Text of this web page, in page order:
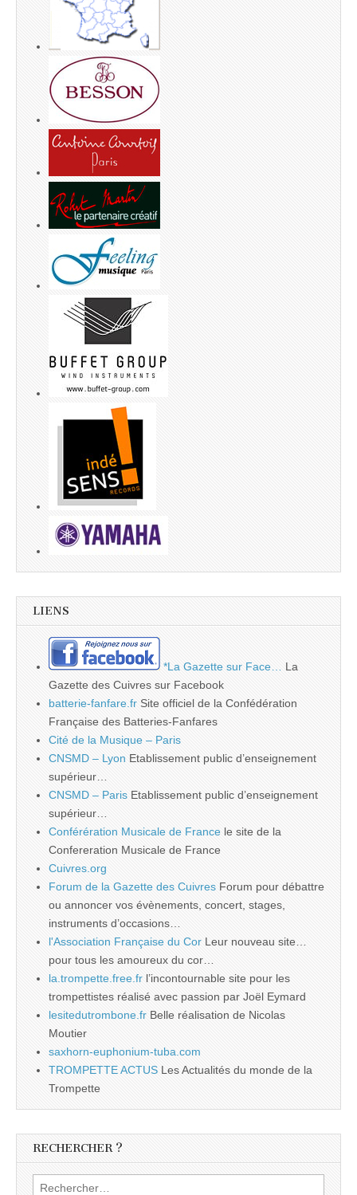
LIENS
*La Gazette sur Face… La
Gazette des Cuivres sur Facebook
batterie-fanfare.fr Site officiel de la Confédération
Française des Batteries-Fanfares
Cité de la Musique – Paris
CNSMD – Lyon Etablissement public d’enseignement
supérieur…
CNSMD – Paris Etablissement public d’enseignement
supérieur…
Conférération Musicale de France le site de la
Confereration Musicale de France
Cuivres.org
Forum de la Gazette des Cuivres Forum pour débattre
ou annoncer vos évènements, concert, stages,
instruments d’occasions…
l'Association Française du Cor Leur nouveau site…
pour tous les amoureux du cor…
la.trompette.free.fr l’incontournable site pour les
trompettistes réalisé avec passion par Joël Eymard
lesitedutrombone.fr Belle réalisation de Nicolas
Moutier
saxhorn-euphonium-tuba.com
TROMPETTE ACTUS Les Actualités du monde de la
Trompette
RECHERCHER ?
Rechercher :